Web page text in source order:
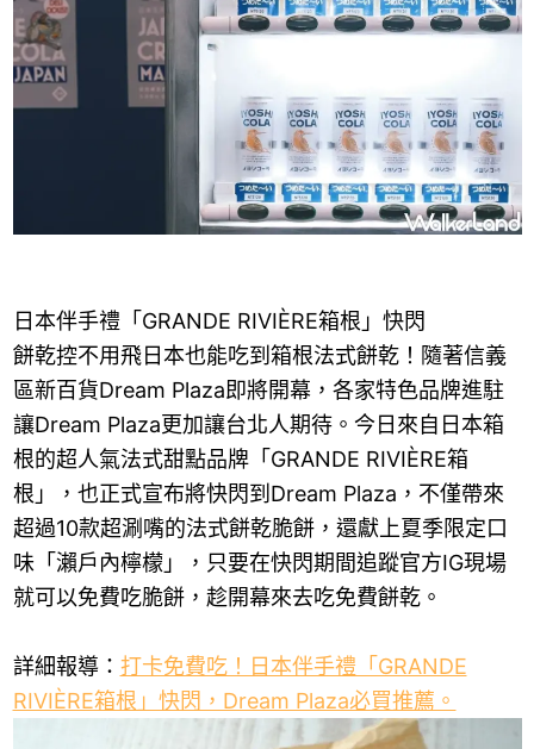
日本伴手禮「GRANDE RIVIÈRE箱根」快閃
餅乾控不用飛日本也能吃到箱根法式餅乾！隨著信義
區新百貨Dream Plaza即將開幕，各家特色品牌進駐
讓Dream Plaza更加讓台北人期待。今日來自日本箱
根的超人氣法式甜點品牌「GRANDE RIVIÈRE箱
根」，也正式宣布將快閃到Dream Plaza，不僅帶來
超過10款超涮嘴的法式餅乾脆餅，還獻上夏季限定口
味「瀨戶內檸檬」，只要在快閃期間追蹤官方IG現場
就可以免費吃脆餅，趁開幕來去吃免費餅乾。
詳細報導： 打卡免費吃！日本伴手禮「GRANDE
RIVIÈRE箱根」快閃，Dream Plaza必買推薦。